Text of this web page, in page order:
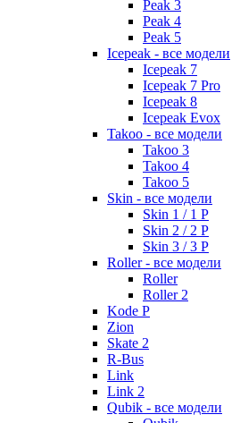
Peak 3
Peak 4
Peak 5
Icepeak - все модели
Icepeak 7
Icepeak 7 Pro
Icepeak 8
Icepeak Evox
Takoo - все модели
Takoo 3
Takoo 4
Takoo 5
Skin - все модели
Skin 1 / 1 P
Skin 2 / 2 P
Skin 3 / 3 P
Roller - все модели
Roller
Roller 2
Kode P
Zion
Skate 2
R-Bus
Link
Link 2
Qubik - все модели